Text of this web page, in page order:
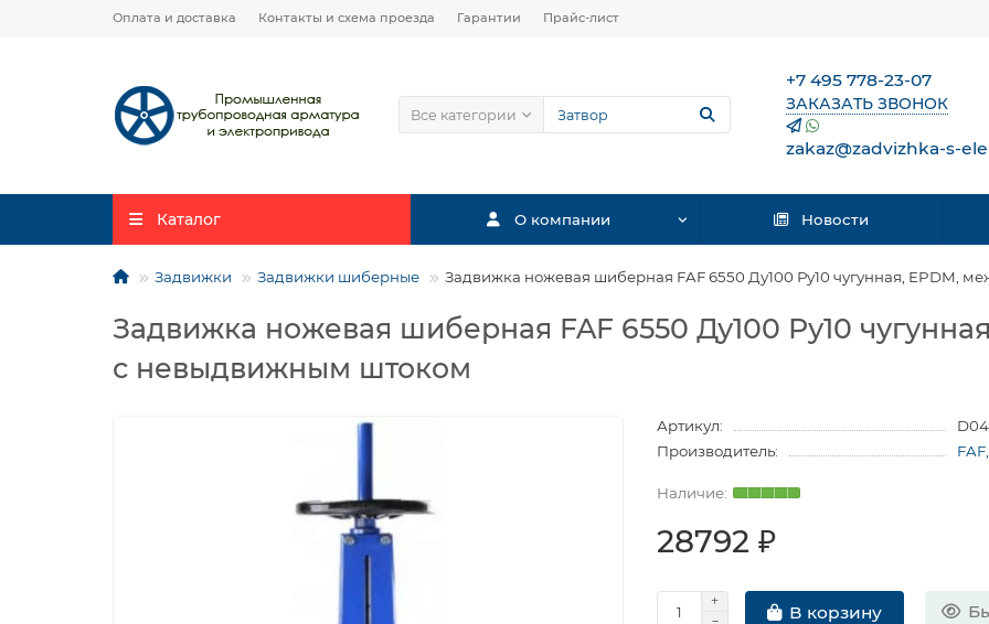
Оплата и доставка Контакты и схема проезда Гарантии Прайс-лист
Все категории
+7 495 778-23-07
ЗАКАЗАТЬ ЗВОНОК
zakaz@zadvizhka-s-
Каталог О компании Новости
Задвижки Задвижки шиберные Задвижка ножевая шиберная FAF 6550 Ду100 Ру10 чугунная, EPDM,
Задвижка ножевая шиберная FAF 6550 Ду100 Ру10
с невыдвижным штоком
Артикул:
Производитель:
28792 ₽
В корзину